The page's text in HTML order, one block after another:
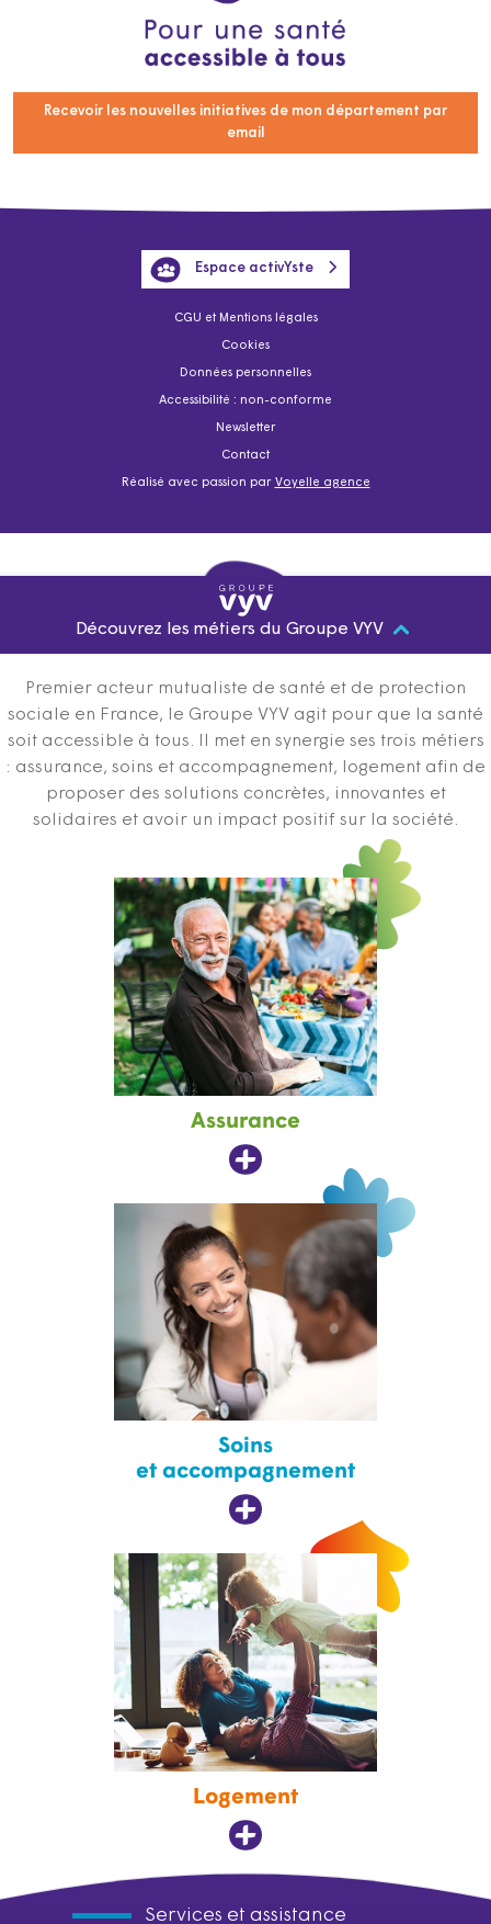
Recevoir les nouvelles initiatives de mon département par
email
CGU et Mentions légales
Cookies
Données personnelles
Accessibilité : non-conforme
Newsletter
Contact
Réalisé avec passion par Voyelle agence
Espace activYste
Découvrez les métiers du Groupe VYV
Premier acteur mutualiste de santé et de protection
sociale en France, le Groupe VYV agit pour que la santé
soit accessible à tous. Il met en synergie ses trois métiers
: assurance, soins et accompagnement, logement afin de
proposer des solutions concrètes, innovantes et
solidaires et avoir un impact positif sur la société.
Assurance
Soins
et accompagnement
Logement
Services et assistance